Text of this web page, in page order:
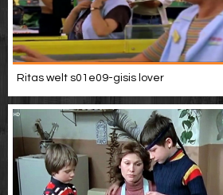
Ritas welt s01e09-gisis lover